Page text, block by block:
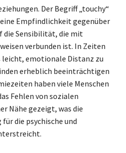
Der Begriff „touchy“
Empfindlichkeit gegenüber
die Sensibilität, die mit
verbunden ist. In Zeiten
leicht, emotionale Distanz zu
erheblich beeinträchtigen
haben viele Menschen
Fehlen von sozialen
Nähe gezeigt, was die
die psychische und